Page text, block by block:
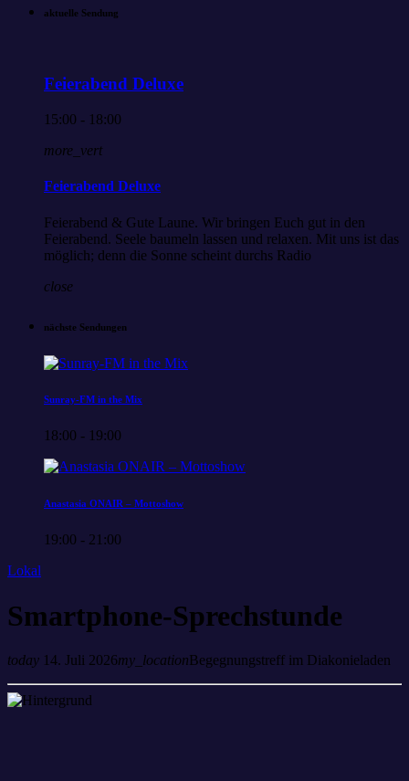
aktuelle Sendung
Feierabend Deluxe
15:00 - 18:00
more_vert
Feierabend Deluxe
Feierabend & Gute Laune. Wir bringen Euch gut in den
Feierabend. Seele baumeln lassen und relaxen. Mit uns ist das
möglich; denn die Sonne scheint durchs Radio
close
nächste Sendungen
Sunray-FM in the Mix
18:00 - 19:00
Anastasia ONAIR – Mottoshow
19:00 - 21:00
Lokal
Smartphone-Sprechstunde
today 14. Juli 2026my_locationBegegnungstreff im Diakonieladen